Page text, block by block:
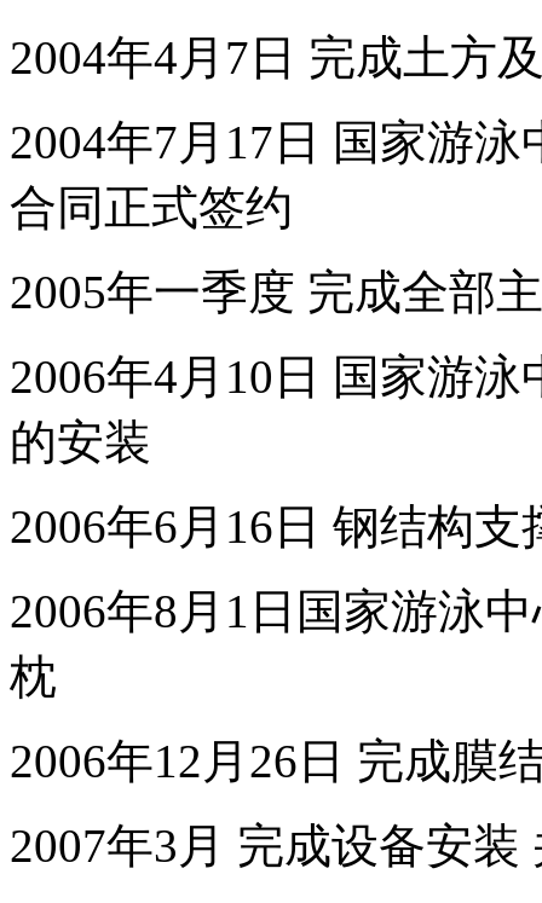
2004年4月7日 完成土方
2004年7月17日 国家游
合同正式签约
2005年一季度 完成全部
2006年4月10日 国家游
的安装
2006年6月16日 钢结构
2006年8月1日国家游泳
枕
2006年12月26日 完成膜
2007年3月 完成设备安